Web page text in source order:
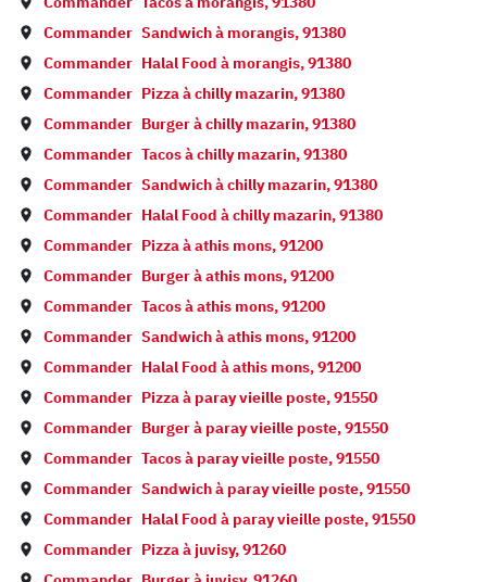
Commander Sandwich à morangis,91380
Commander Halal Food à morangis,91380
Commander Pizza àchilly mazarin,91380
Commander Burger àchilly mazarin,91380
Commander Tacos àchilly mazarin,91380
Commander Sandwich àchilly mazarin,91380
Commander Halal Food àchilly mazarin,91380
Commander Pizza àathis mons,91200
Commander Burger àathis mons,91200
Commander Tacos àathis mons,91200
Commander Sandwich àathis mons,91200
Commander Halal Food àathis mons,91200
Commander Pizza à paray vieille poste,91550
Commander Burger à paray vieille poste,91550
Commander Tacos à paray vieille poste,91550
Commander Sandwich à paray vieille poste,91550
Commander Halal Food à paray vieille poste,91550
Commander Pizza àjuvisy,91260